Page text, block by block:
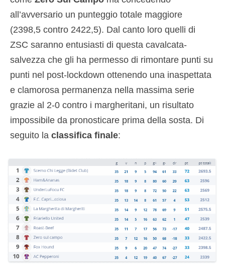
all’avversario un punteggio totale maggiore
(2398,5 contro 2422,5). Dal canto loro quelli di
ZSC saranno entusiasti di questa cavalcata-
salvezza che gli ha permesso di rimontare punti su
punti nel post-lockdown ottenendo una inaspettata
e clamorosa permanenza nella massima serie
grazie al 2-0 contro i margheritani, un risultato
impossibile da pronosticare prima della sosta. Di
seguito la classifica finale: